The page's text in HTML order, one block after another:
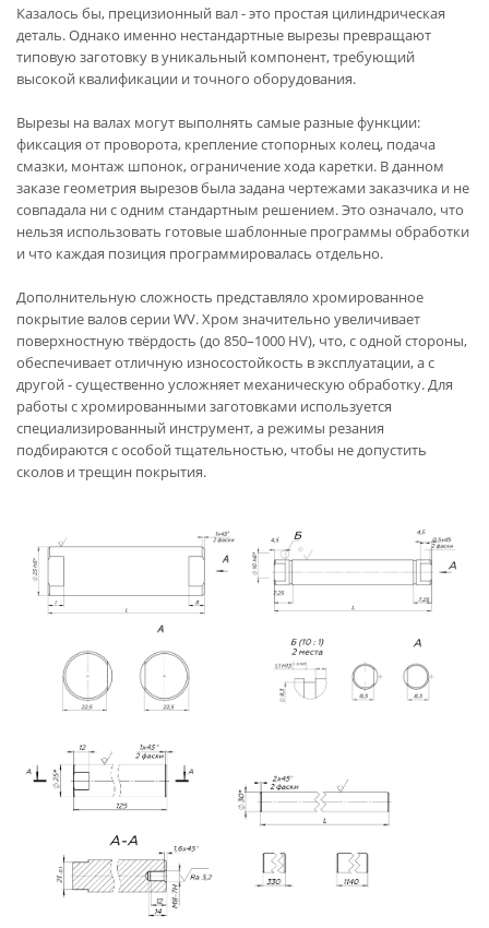
Казалось бы, прецизионный вал - это простая цилиндрическая
деталь. Однако именно нестандартные вырезы превращают
типовую заготовку в уникальный компонент, требующий
высокой квалификации и точного оборудования.
Вырезы на валах могут выполнять самые разные функции:
фиксация от проворота, крепление стопорных колец, подача
смазки, монтаж шпонок, ограничение хода каретки. В данном
заказе геометрия вырезов была задана чертежами заказчика и не
совпадала ни с одним стандартным решением. Это означало, что
нельзя использовать готовые шаблонные программы обработки
и что каждая позиция программировалась отдельно.
Дополнительную сложность представляло хромированное
покрытие валов серии WV. Хром значительно увеличивает
поверхностную твёрдость (до 850–1000 HV), что, с одной стороны,
обеспечивает отличную износостойкость в эксплуатации, а с
другой - существенно усложняет механическую обработку. Для
работы с хромированными заготовками используется
специализированный инструмент, а режимы резания
подбираются с особой тщательностью, чтобы не допустить
сколов и трещин покрытия.